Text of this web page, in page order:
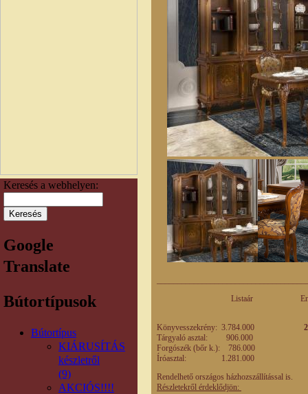
Keresés a webhelyen:
Google
Translate
Bútortípusok
Bútortípus
KIÁRUSÍTÁS
készletről
(9)
AKCIÓS!!!!
Listaár
Könyvesszekrény: 3.784.000
Tárgyaló asztal: 906.000
Forgószék (bőr k.): 786.000
Íróasztal: 1.281.000
Rendelhető országos házhozszállítással is.
Részletekről érdeklődjön: